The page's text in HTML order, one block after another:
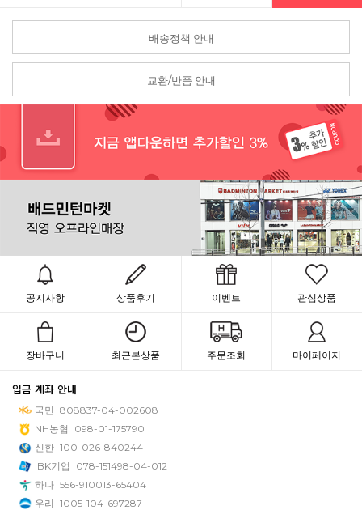
배송정책 안내
교환/반품 안내
공지사항 상품후기 이벤트 관심상품
장바구니 최근본상품 주문조회 마이페이지
입금 계좌 안내
국민 808837-04-002608
NH농협
098-01-175790
신한 100-026-840244
IBK기업
078-151498-04-012
하나 556-910013-65404
우리 1005-104-697287